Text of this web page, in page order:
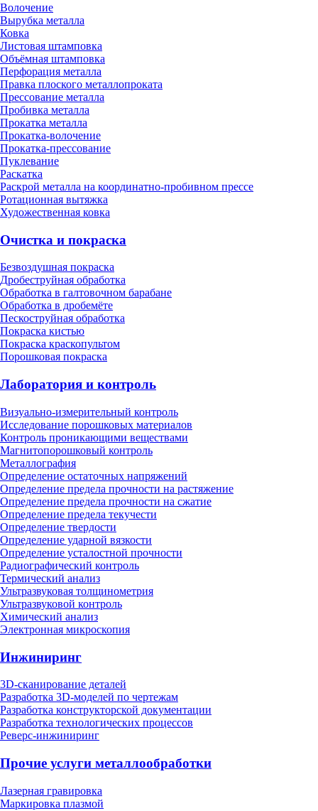
Волочение
Вырубка металла
Ковка
Листовая штамповка
Объёмная штамповка
Перфорация металла
Правка плоского металлопроката
Прессование металла
Пробивка металла
Прокатка металла
Прокатка-волочение
Прокатка-прессование
Пуклевание
Раскатка
Раскрой металла на координатно-пробивном прессе
Ротационная вытяжка
Художественная ковка
Очистка и покраска
Безвоздушная покраска
Дробеструйная обработка
Обработка в галтовочном барабане
Обработка в дробемёте
Пескоструйная обработка
Покраска кистью
Покраска краскопультом
Порошковая покраска
Лаборатория и контроль
Визуально-измерительный контроль
Исследование порошковых материалов
Контроль проникающими веществами
Магнитопорошковый контроль
Металлография
Определение остаточных напряжений
Определение предела прочности на растяжение
Определение предела прочности на сжатие
Определение предела текучести
Определение твердости
Определение ударной вязкости
Определение усталостной прочности
Радиографический контроль
Термический анализ
Ультразвуковая толщинометрия
Ультразвуковой контроль
Химический анализ
Электронная микроскопия
Инжиниринг
3D-сканирование деталей
Разработка 3D-моделей по чертежам
Разработка конструкторской документации
Разработка технологических процессов
Реверс-инжиниринг
Прочие услуги металлообработки
Лазерная гравировка
Маркировка плазмой